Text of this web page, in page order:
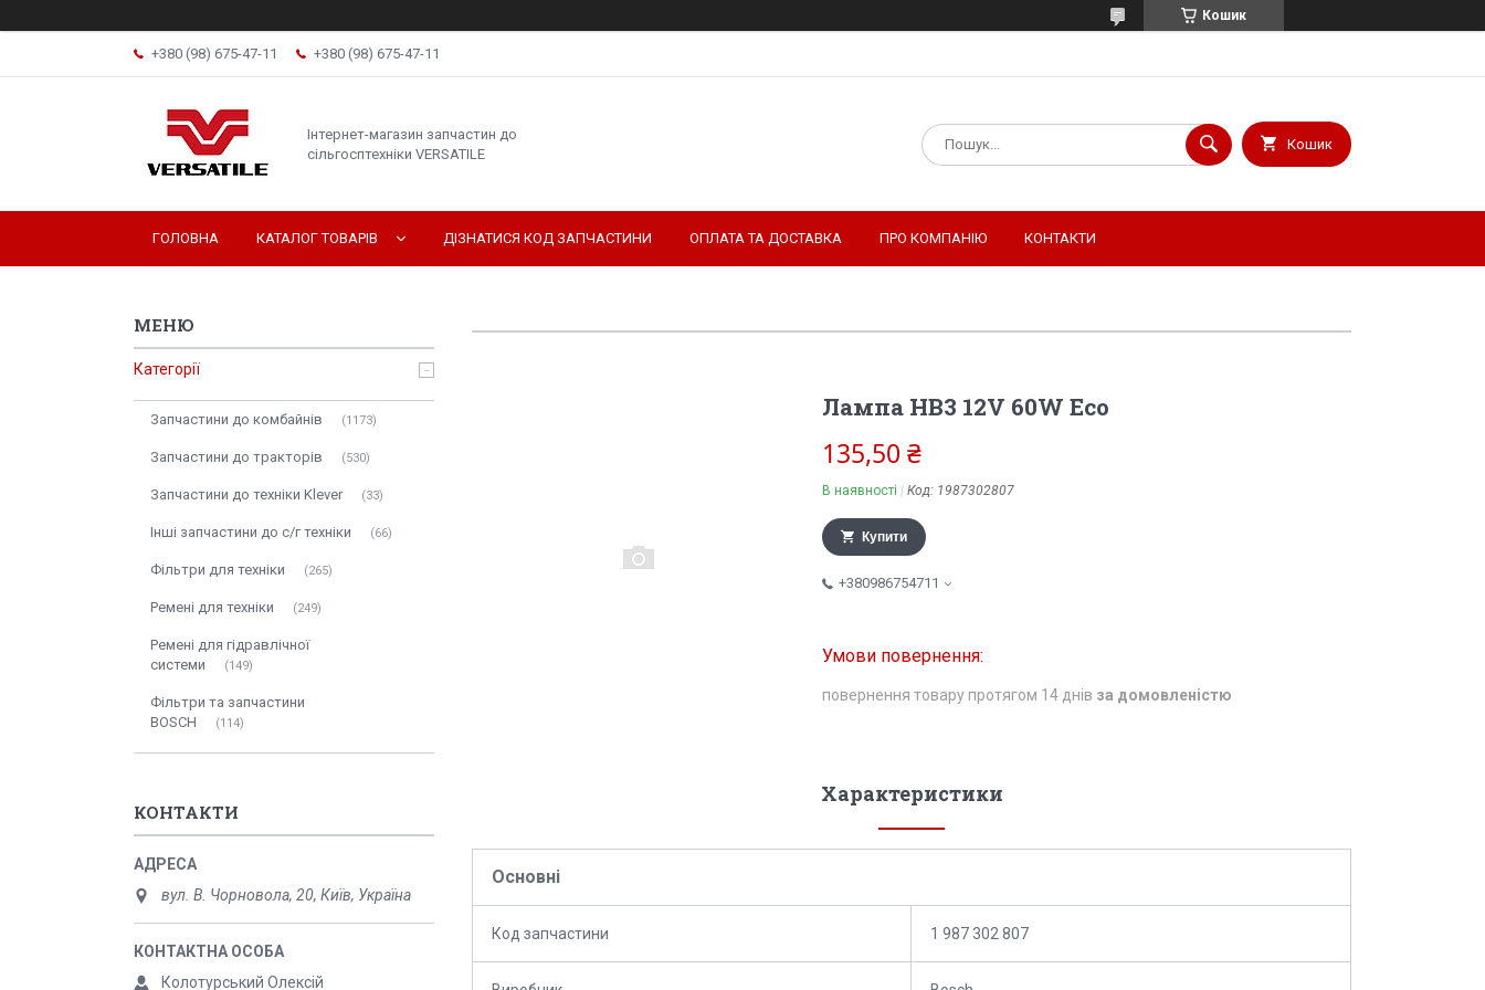
Кошик
+380 (98) 675-47-11 +380 (98) 675-47-11
Інтернет-магазин запчастин до
сільгосптехніки VERSATILE
Кошик
ГОЛОВНА КАТАЛОГ ТОВАРІВ ДІЗНАТИСЯ КОД ЗАПЧАСТИНИ ОПЛАТА ТА ДОСТАВКА ПРО КОМПАНІЮ КОНТАКТИ
Лампа HB3 12V 60W Eco
135,50 ₴
В наявності Код: 1987302807
Купити
+380986754711
повернення товару протягом 14 днів за домовленістю
Характеристики
Основні
Код запчастини 1 987 302 807
Категорії
Запчастини до комбайнів 1173
Запчастини до тракторів 530
Запчастини до техніки Klever 33
Інші запчастини до с/г техніки 66
Фільтри для техніки 265
Ремені для техніки 249
Ремені для гідравлічної
системи
149
Фільтри та запчастини
BOSCH
114
КОНТАКТИ
вул. В. Чорновола, 20, Київ, Україна
Колотурський Олексій